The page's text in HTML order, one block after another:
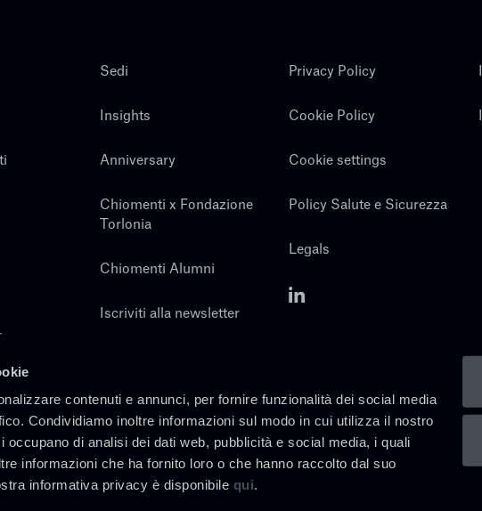
contenuti e annunci, per fornire funzionalità dei social media
Condividiamo inoltre informazioni sul modo in cui utilizza il nostro
di analisi dei dati web, pubblicità e social media, i quali
informazioni che ha fornito loro o che hanno raccolto dal suo
informativa privacy è disponibile qui.
Sedi
Insights
Anniversary
Chiomenti x Fondazione
Torlonia
Chiomenti Alumni
Iscriviti alla newsletter
Privacy Policy
Cookie Policy
Cookie settings
Policy Salute e Sicurezza
Legals